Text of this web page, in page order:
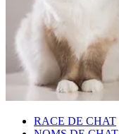
RACE DE CHAT